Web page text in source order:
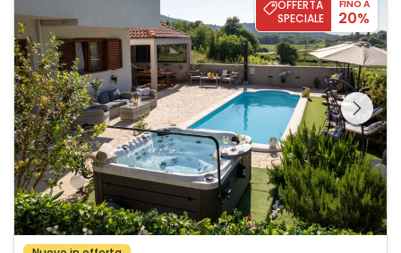
OFFERTA
SPECIALE
FINO A
20%
Guardate l'intera
galleria sulla